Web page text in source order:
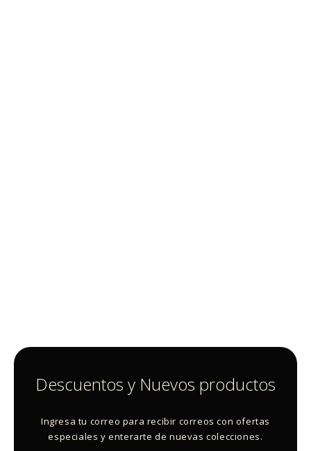
Descuentos y Nuevos productos
Ingresa tu correo para recibir correos con ofertas
especiales y enterarte de nuevas colecciones.